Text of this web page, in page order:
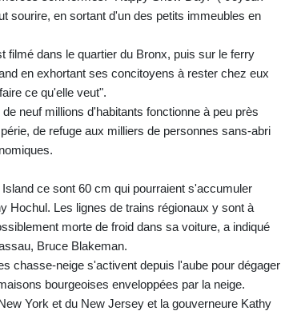
sourire, en sortant d'un des petits immeubles en
filmé dans le quartier du Bronx, puis sur le ferry
en exhortant ses concitoyens à rester chez eux
ce qu'elle veut".
neuf millions d'habitants fonctionne à peu près
de refuge aux milliers de personnes sans-abri
ce sont 60 cm qui pourraient s'accumuler
Hochul. Les lignes de trains régionaux y sont à
morte de froid dans sa voiture, a indiqué
Bruce Blakeman.
chasse-neige s'activent depuis l'aube pour dégager
bourgeoises enveloppées par la neige.
York et du New Jersey et la gouverneure Kathy